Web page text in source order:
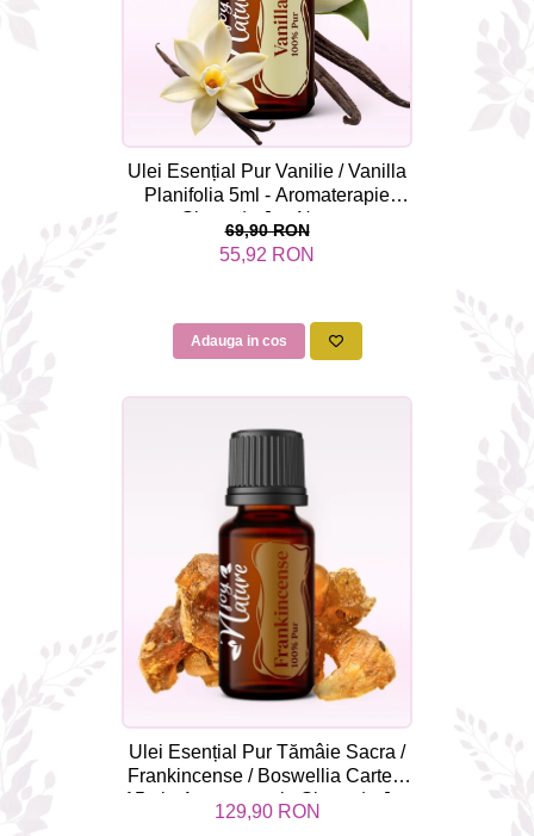
Ulei Esențial Pur Vanilie / Vanilla
Planifolia 5ml - Aromaterapie
Sigura | nJoy Nature
69,90 RON
55,92 RON
Adauga in cos
Ulei Esențial Pur Tămâie Sacra /
Frankincense / Boswellia Carterii
15ml - Aromaterapie Sigura | nJoy
Nature
129,90 RON